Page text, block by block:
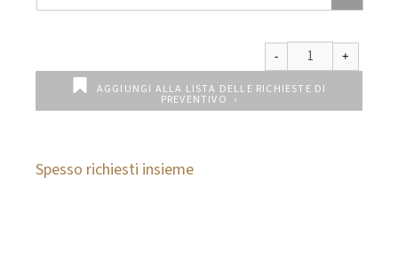
AGGIUNGI ALLA LISTA DELLE RICHIESTE DI
PREVENTIVO
Spesso richiesti insieme